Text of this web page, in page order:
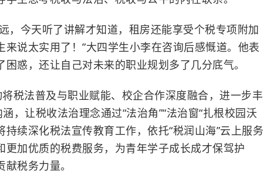
，今天听了讲解才知道，租房还能享受个税专项附加
说太实用了！”大四学生小李在咨询后感慨道。他表
惑，还让自己对未来的职业规划多了几分底气。
将税法普及与职业赋能、校企合作深度融合，进一步丰
，让税收法治理念通过“法治角”“法治窗“扎根校园沃
续深化税法宣传教育工作，依托“税润山海”云上服务
更加优质的税费服务，为青年学子成长成才保驾护
税务力量。